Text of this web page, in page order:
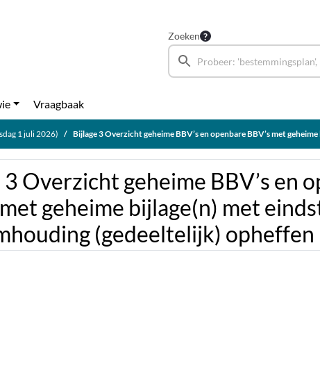
Zoeken
Vraagbaak
1 juli 2026) Bijlage 3 Overzicht geheime BBV’s en openbare BBV’s met geheime bijlage(n) met eindstation Raad – Geheimhouding (gedeeltelijk) opheffen
Overzicht geheime BBV’s en
met geheime bijlage(n) met
(gedeeltelijk)